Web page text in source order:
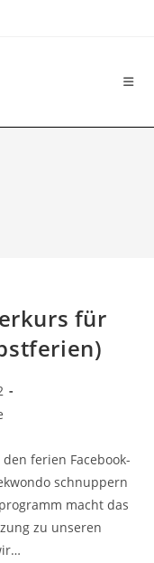
für
ferien Facebook-
schnuppern
macht das
zu unseren